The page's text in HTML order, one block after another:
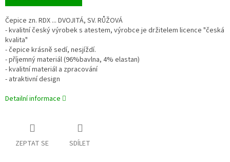
Čepice zn. RDX ... DVOJITÁ, SV. RŮŽOVÁ
- kvalitní český výrobek s atestem, výrobce je držitelem licence "česká
kvalita"
- čepice krásně sedí, nesjíždí.
- příjemný materiál (96%bavlna, 4% elastan)
- kvalitní materiál a zpracování
- atraktivní design
Detailní informace
ZEPTAT SE SDÍLET